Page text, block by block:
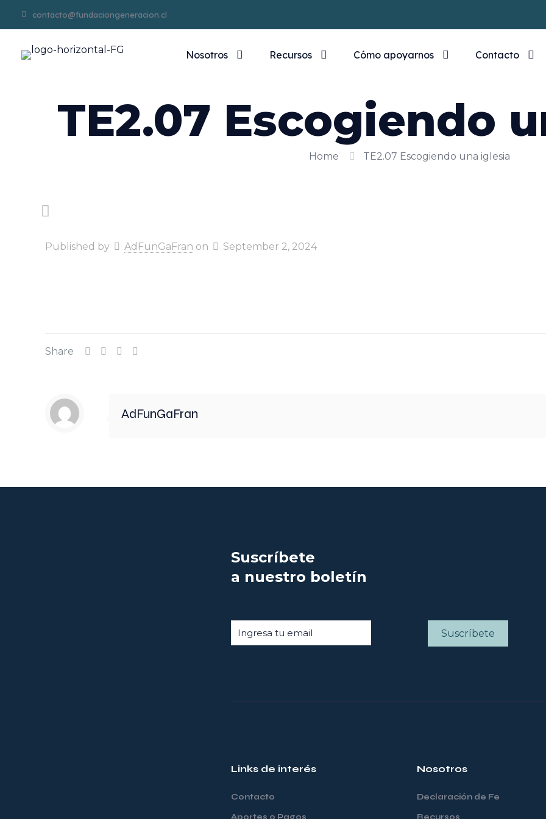
contacto@fundaciongeneracion.cl
Nosotros Recursos Cómo apoyarnos Contacto
TE2.07 Escogiendo
Home TE2.07 Escogiendo una iglesia
Published by AdFunGaFran on September 2, 2024
Share
AdFunGaFran
Suscríbete
a nuestro boletín
Links de interés
Contacto
Nosotros
Declaración de Fe